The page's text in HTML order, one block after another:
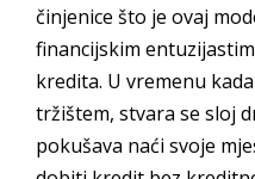
činjenice što je ovaj
financijskim
kredita. U vremenu
tržištem, stvara se sloj
pokušava naći svoje